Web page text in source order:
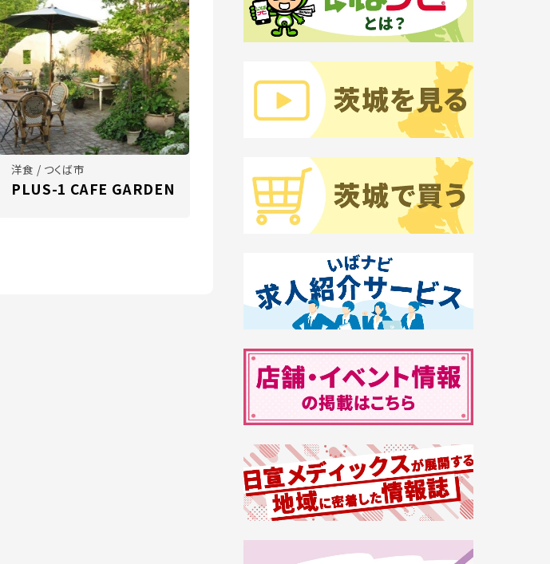
洋食 / つくば市
PLUS-1 CAFE GARDEN